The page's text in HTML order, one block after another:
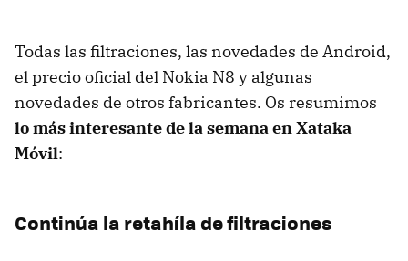
Todas las filtraciones, las novedades de Android,
el precio oficial del Nokia N8 y algunas
novedades de otros fabricantes. Os resumimos
lo más interesante de la semana en Xataka
Móvil:
Continúa la retahíla de filtraciones